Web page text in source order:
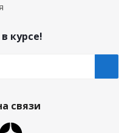
курсе!
связи